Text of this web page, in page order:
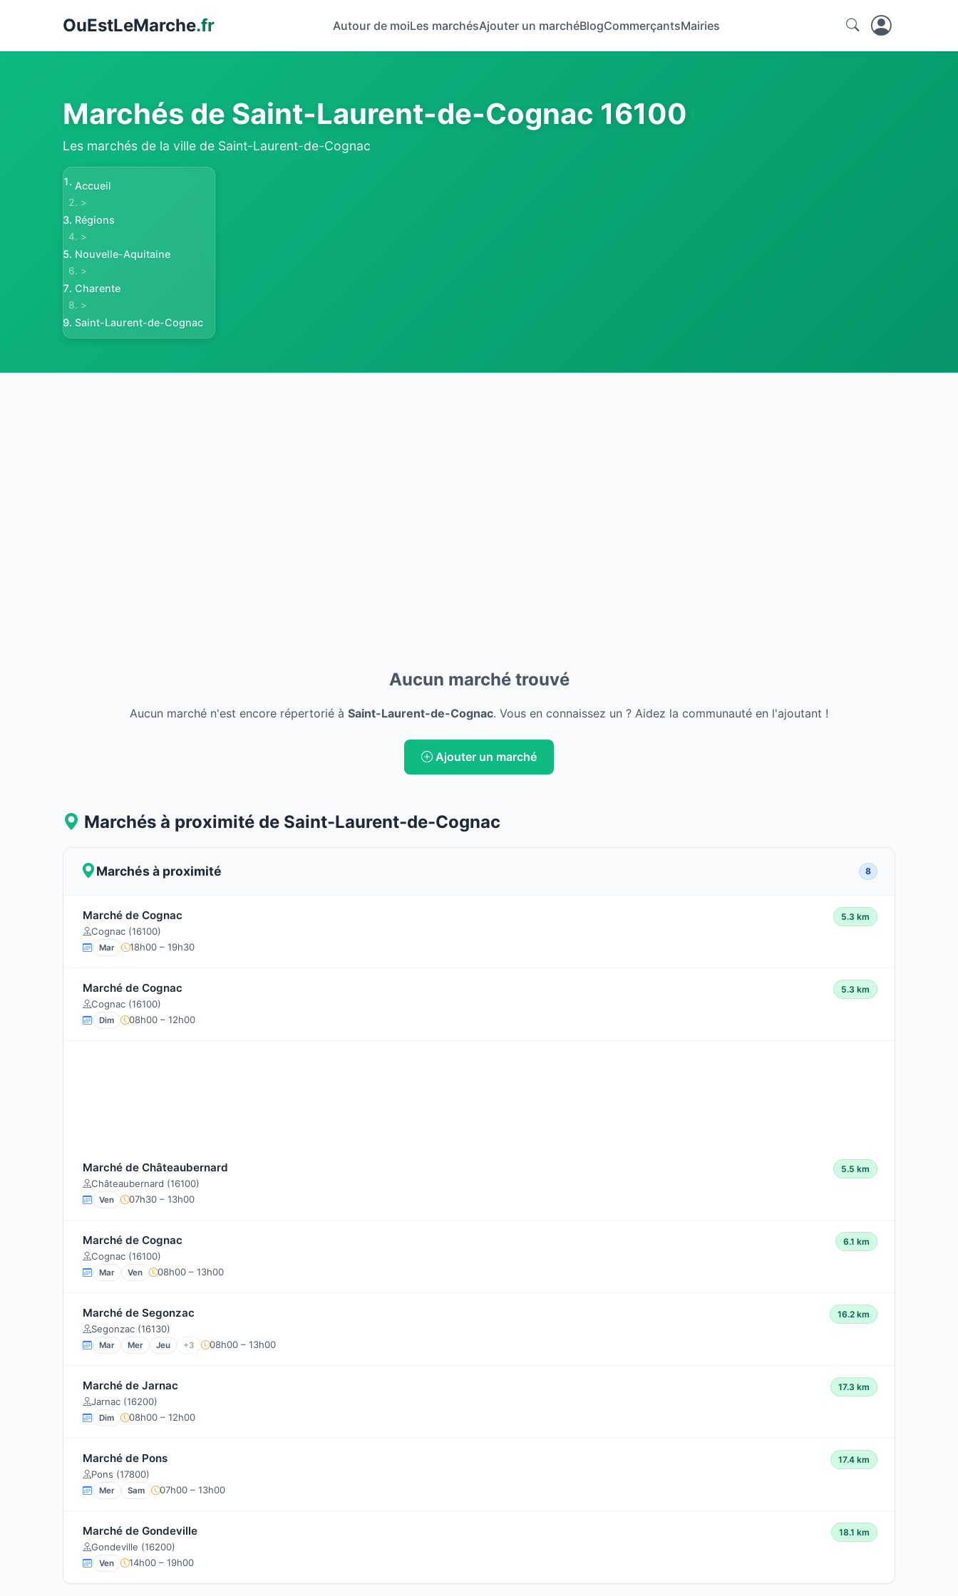
OuEstLeMarche.fr Autour de moiLes marchésAjouter un marchéBlogCommerçantsMairies
Marchés de Saint-Laurent-de-Cognac 16100
Les marchés de la ville de Saint-Laurent-de-Cognac
Accueil
>
Régions
>
Nouvelle-Aquitaine
>
Charente
>
Saint-Laurent-de-Cognac
Aucun marché trouvé
Aucun marché n'est encore répertorié à Saint-Laurent-de-Cognac. Vous en connaissez un ? Aidez la communauté en l'ajoutant !
Ajouter un marché
Marchés à proximité de Saint-Laurent-de-Cognac
Marchés à proximité 8
Marché de Cognac
Cognac (16100)
5.3 km
Mar 18h00 – 19h30
Marché de Cognac
Cognac (16100)
5.3 km
Dim 08h00 – 12h00
Marché de Châteaubernard
Châteaubernard (16100)
5.5 km
Ven 07h30 – 13h00
Marché de Cognac
Cognac (16100)
6.1 km
Mar Ven 08h00 – 13h00
Marché de Segonzac
Segonzac (16130)
16.2 km
Mar Mer Jeu +3 08h00 – 13h00
Marché de Jarnac
Jarnac (16200)
17.3 km
Dim 08h00 – 12h00
Marché de Pons
Pons (17800)
17.4 km
Mer Sam 07h00 – 13h00
Marché de Gondeville
Gondeville (16200)
18.1 km
Ven 14h00 – 19h00